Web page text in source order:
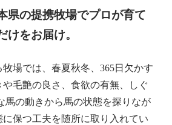
県の提携牧場でプロが育て
けをお届け。
牧場では、春夏秋冬、365日欠かす
毛艶の良さ、食欲の有無、しぐ
馬の動きから馬の状態を探りなが
保つ工夫を随所に取り入れてい